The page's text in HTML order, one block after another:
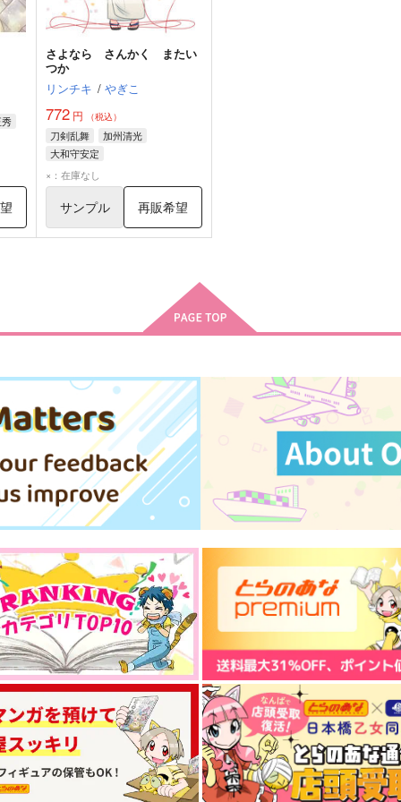
さよなら さんかく またい
つか
リンチキ / やぎこ
772円 （税込）
刀剣乱舞
加州清光
大和守安定
×：在庫なし
サンプル 再販希望